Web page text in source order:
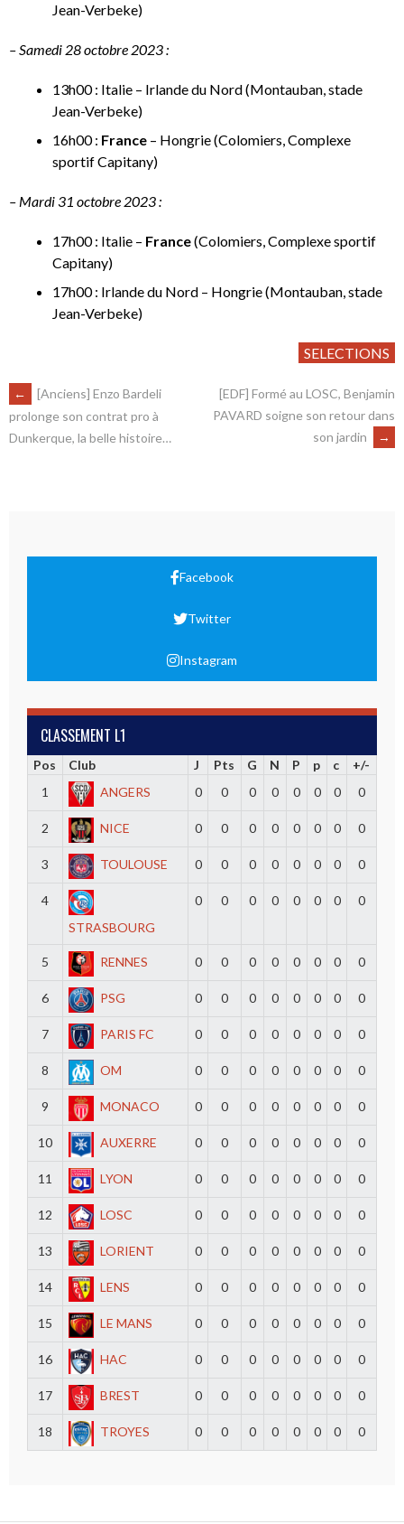
Jean-Verbeke)
– Samedi 28 octobre 2023 :
13h00 : Italie – Irlande du Nord (Montauban, stade
Jean-Verbeke)
16h00 : France – Hongrie (Colomiers, Complexe
sportif Capitany)
– Mardi 31 octobre 2023 :
17h00 : Italie – France(Colomiers, Complexe sportif
Capitany)
17h00 : Irlande du Nord – Hongrie (Montauban, stade
Jean-Verbeke)
SELECTIONS
←
[Anciens] Enzo Bardeli
prolonge son contrat pro à
Dunkerque, la belle histoire…
[EDF] Formé au LOSC, Benjamin
PAVARD soigne son retour dans
son jardin
→
Facebook
Twitter
Instagram
CLASSEMENT L1
Pos Club J Pts G N P p c
+/-
1
ANGERS 0 0 0 0 0 0 0 0
2 NICE 0 0 0 0 0 0 0 0
3 TOULOUSE 0 0 0 0 0 0 0 0
4
STRASBOURG
0 0 0 0 0 0 0 0
5 RENNES 0 0 0 0 0 0 0 0
6 PSG 0 0 0 0 0 0 0 0
7 PARIS FC 0 0 0 0 0 0 0 0
8 OM 0 0 0 0 0 0 0 0
9 MONACO 0 0 0 0 0 0 0 0
10 AUXERRE 0 0 0 0 0 0 0 0
11 LYON 0 0 0 0 0 0 0 0
12 LOSC 0 0 0 0 0 0 0 0
13 LORIENT 0 0 0 0 0 0 0 0
14 LENS 0 0 0 0 0 0 0 0
15 LE MANS 0 0 0 0 0 0 0 0
16 HAC 0 0 0 0 0 0 0 0
17 BREST 0 0 0 0 0 0 0 0
18 TROYES 0 0 0 0 0 0 0 0